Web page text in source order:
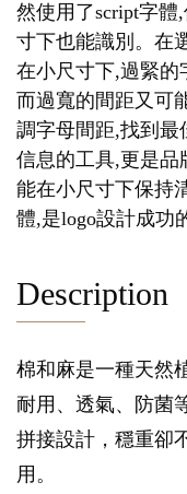
然使用了script字體
寸下也能識別。在
在小尺寸下,過緊的
而過寬的間距又可
調字母間距,找到最
信息的工具,更是品
能在小尺寸下保持
體,是logo設計成功
Description
棉和麻是一種天然
耐用、透氣、防菌
拼接設計，穩重卻
用。